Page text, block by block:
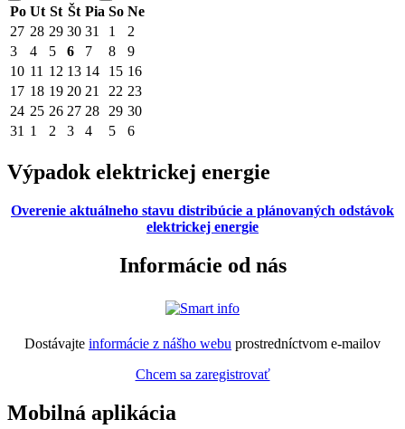
Po Ut St Št Pia So Ne
27 28 29 30 31 1
2
3
4 5 6 7 8
9
10 11 12 13 14 15 16
17 18 19 20 21 22 23
24 25 26 27 28 29 30
31 1 2 3 4 5 6
Výpadok elektrickej energie
Overenie aktuálneho stavu distribúcie a plánovaných odstávok
elektrickej energie
Informácie od nás
Dostávajte informácie z nášho webu prostredníctvom e-mailov
Chcem sa zaregistrovať
Mobilná aplikácia